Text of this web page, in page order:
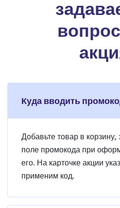
Куда вводить
Добавьте товар в
поле промокода при
его. На карточке акции
применим код.